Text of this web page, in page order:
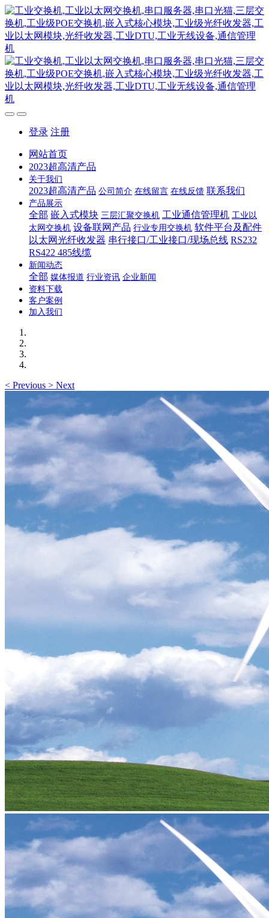
登录 注册
网站首页
2023超高清产品
关于我们
2023超高清产品 公司简介 在线留言 在线反馈 联系我们
产品展示
全部 嵌入式模块 三层汇聚交换机 工业通信管理机 工业以
太网交换机 设备联网产品 行业专用交换机 软件平台及配件
以太网光纤收发器 串行接口/工业接口/现场总线 RS232
RS422 485线缆
新闻动态
全部 媒体报道 行业资讯 企业新闻
资料下载
客户案例
加入我们
< Previous > Next